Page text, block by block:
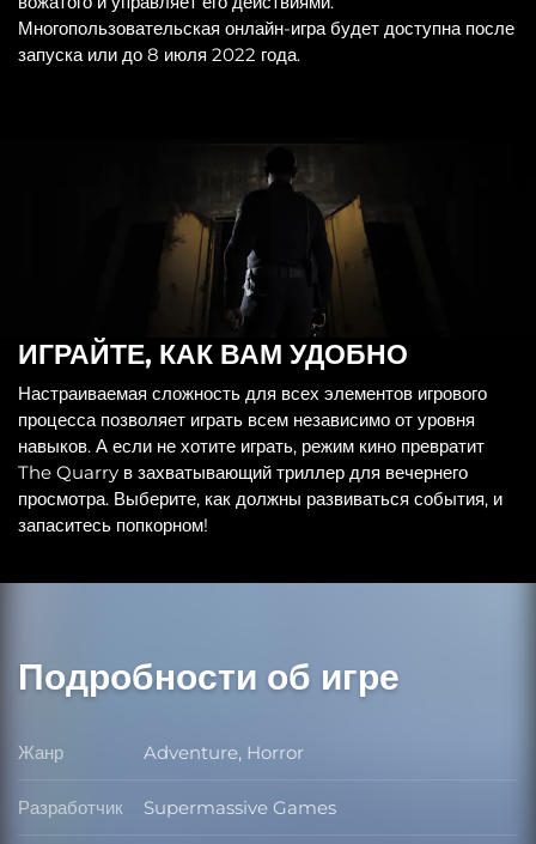
Многопользовательская онлайн-игра будет доступна после
запуска или до 8 июля 2022 года.
ИГРАЙТЕ, КАК ВАМ УДОБНО
Настраиваемая сложность для всех элементов игрового
процесса позволяет играть всем независимо от уровня
навыков. А если не хотите играть, режим кино превратит
The Quarry в захватывающий триллер для вечернего
просмотра. Выберите, как должны развиваться события, и
запаситесь попкорном!
Подробности об игре
Жанр Жанр
Adventure, Horror
Разработчик Разработчик
Supermassive Games